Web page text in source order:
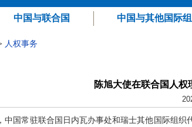
中国与联合国 中国与其他国际
人权事务
陈旭大使在联合国人
中国常驻联合国日内瓦办事处和瑞士其他国际组